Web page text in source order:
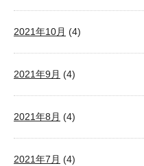
2021年10月 (4)
2021年9月 (4)
2021年8月 (4)
2021年7月 (4)